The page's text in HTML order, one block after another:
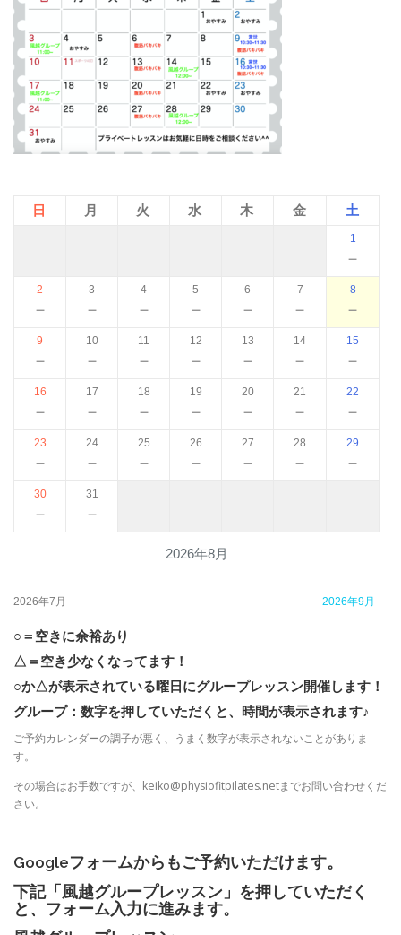
2026年8月
日 月 火 水 木 金 土
1
－
2
－
3
－
4
－
5
－
6
－
7
－
8
－
9
－
10
－
11
－
12
－
13
－
14
－
15
－
16
－
17
－
18
－
19
－
20
－
21
－
22
－
23
－
24
－
25
－
26
－
27
－
28
－
29
－
30
－
31
－
2026年7月 2026年9月
○＝空きに余裕あり
△＝空き少なくなってます！
○か△が表示されている曜日にグループレッスン開催します！
グループ：数字を押していただくと、時間が表示されます♪
ご予約カレンダーの調子が悪く、うまく数字が表示されないことがありま
す。
その場合はお手数ですが、keiko@physiofitpilates.netまでお問い合わせくだ
さい。
Googleフォームからもご予約いただけます。
下記「風越グループレッスン」を押していただく
と、フォーム入力に進みます。